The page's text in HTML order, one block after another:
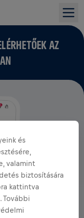
AZ
és
valamint
biztosítására
kattintva
További